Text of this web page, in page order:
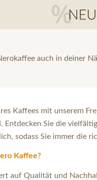
auch in deiner
Kaffees mit unserem
Entdecken Sie die
sodass Sie immer die
Kaffee?
auf Qualität und